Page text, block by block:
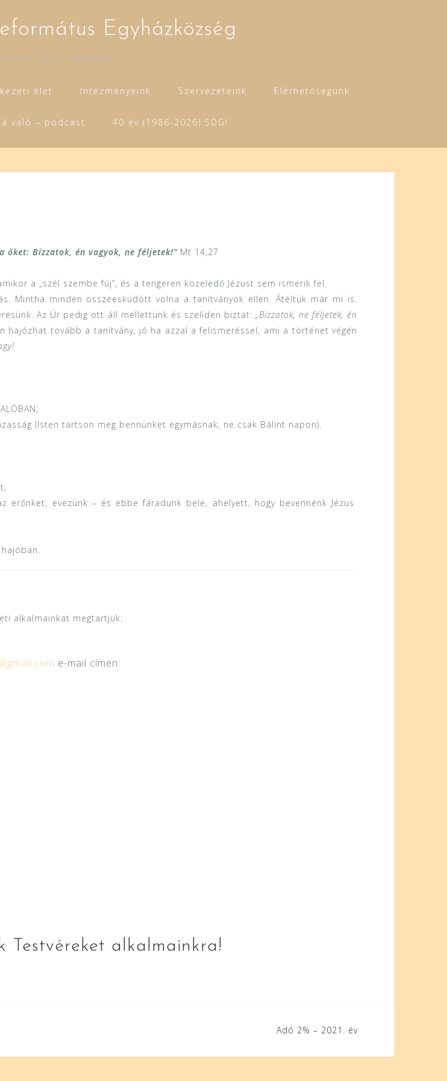
Egyházközség
as Kis Tükör - letölthető
élet Intézményeink Szervezeteink Elérhetőségünk
való – podcast 40 év (1986-2026) SDG!
őket: Bízzatok, én vagyok, ne féljetek!” Mt 14,27
a „szél szembe fúj”, és a tengeren közeledő Jézust sem ismerik fel.
Mintha minden összeesküdött volna a tanítványok ellen. Átéltük már mi is.
Az Úr pedig ott áll mellettünk és szelíden biztat: „Bízzatok, ne féljetek, én
hajózhat tovább a tanítvány, jó ha azzal a felismeréssel, ami a történet végén
(Isten tartson meg bennünket egymásnak, ne csak Bálint napon).
evezünk – és ebbe fáradunk bele, ahelyett, hogy bevennénk Jézus
alkalmainkat megtartjuk:
e-mail címen.
Testvéreket alkalmainkra!
Adó 2% – 2021. év